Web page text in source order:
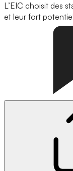
L’EIC choisit des
et leur fort